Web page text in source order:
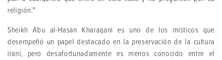
religión."
Sheikh Abu al-Hasan Kharaqani es uno de los místicos que
desempeñó un papel destacado en la preservación de la cultura
iraní, pero desafortunadamente es menos conocido entre el